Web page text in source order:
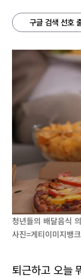
구글 검색 선호
청년들의 배달음식
사진=게티이미지뱅크
퇴근하고 오늘